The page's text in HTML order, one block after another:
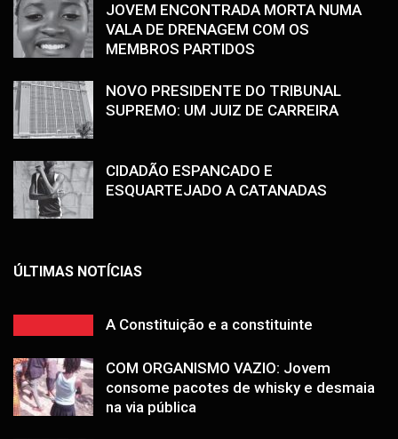
JOVEM ENCONTRADA MORTA NUMA
VALA DE DRENAGEM COM OS
MEMBROS PARTIDOS
NOVO PRESIDENTE DO TRIBUNAL
SUPREMO: UM JUIZ DE CARREIRA
CIDADÃO ESPANCADO E
ESQUARTEJADO A CATANADAS
ÚLTIMAS NOTÍCIAS
A Constituição e a constituinte
COM ORGANISMO VAZIO: Jovem
consome pacotes de whisky e desmaia
na via pública